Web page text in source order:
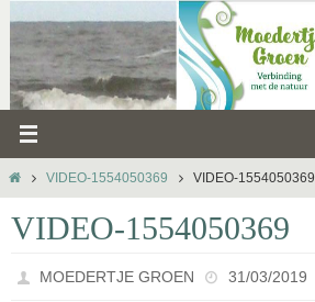
inhoud
HOMEVIDEO-1554050369 VIDEO-1554050369
VIDEO-1554050369
MOEDERTJE GROEN 31/03/2019